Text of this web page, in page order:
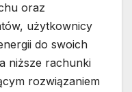
oraz
użytkownicy
do swoich
niższe rachunki
rozwiązaniem